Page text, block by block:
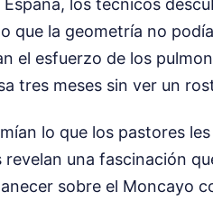
que la geometría no
el esfuerzo de los
tres meses sin ver un
lo que los pastores
una fascinación
sobre el Moncayo